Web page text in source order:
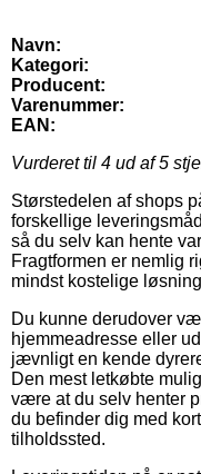
Navn:
Kategori:
Producent:
Varenummer:
EAN:
Vurderet til 4 ud af 5
Størstedelen af shops
forskellige
så du selv kan hente
Fragtformen er nemlig
mindst kostelige
Du kunne derudover
hjemmeadresse eller
jævnligt en kende
Den mest letkøbte
være at du selv henter
du befinder dig med
tilholdssted.